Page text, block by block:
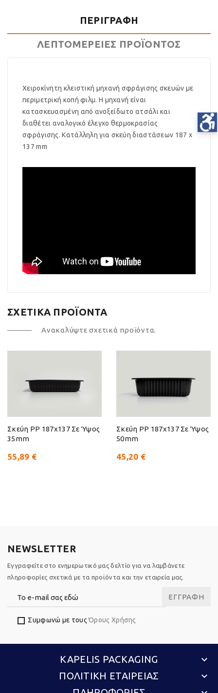
ΠΕΡΙΓΡΑΦΉ
ΛΕΠΤΟΜΈΡΕΙΕΣ ΠΡΟΪΌΝΤΟΣ
Χειροκίνητη κλειστική μηχανή σφράγισης σκευών με
περιμετρική κοπή φιλμ. Η μηχανή είναι
κατασκευασμένη από ανοξείδωτο ατσάλι και
διαθέτει αναλογικό έλεγχο θερμοκρασίας
σφράγισης. Κατάλληλη για σκεύη διαστάσεων 187 x
137 mm
ΣΧΕΤΙΚΆ ΠΡΟΪΌΝΤΑ
Ανακαλύψτε σχετικά προϊόντα.
Σκεύη PP 187x137 Σε Ύψος
35mm
55,89 €
Σκεύη PP 187x137 Σε Ύψος
50mm
45,20 €
NEWSLETTER
Εγγραφείτε στο ενημερωτικό μας δελτίο για να λαμβάνετε
πληροφορίες σχετικά με τα προϊόντα και την εταιρεία μας.
ΕΓΓΡΑΦΉ
Συμφωνώ με τουςΌρους Χρήσης
KAPELIS PACKAGING keyboard_arrow_down
ΠΟΛΙΤΙΚΗ ΕΤΑΙΡΕΙΑΣ keyboard_arrow_down